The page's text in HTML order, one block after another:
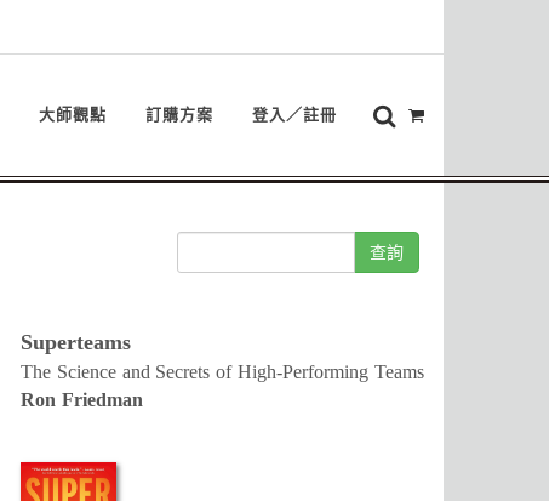
大師觀點 訂購方案 登入／註冊
查詢
Superteams
The Science and Secrets of High-Performing Teams
Ron Friedman